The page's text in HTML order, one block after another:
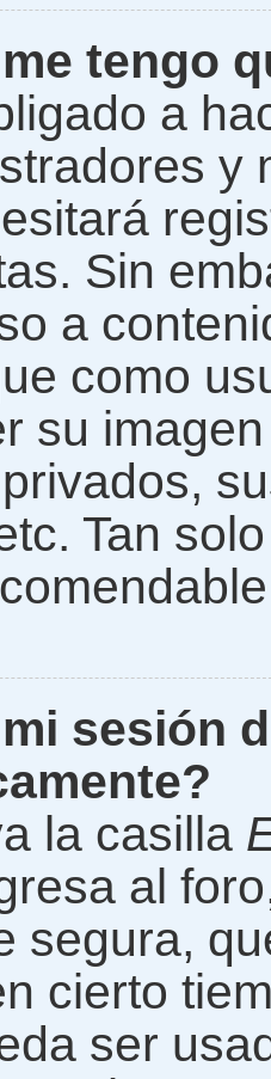
tengo
a
y
Sin
a
como
su
Tan
sesión
la casilla
al
segura,
cierto
ser